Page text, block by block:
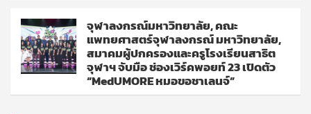
จุฬาลงกรณ์มหาวิทยาลัย, คณะ
แพทยศาสตร์จุฬาลงกรณ์ มหาวิทยาลัย,
สมาคมผู้ปกครองและครูโรงเรียนสาธิต
จุฬาฯ จับมือ ช่องเวิร์คพอยท์ 23 เปิดตัว
“MedUMORE หมอขอชาเลนจ์”